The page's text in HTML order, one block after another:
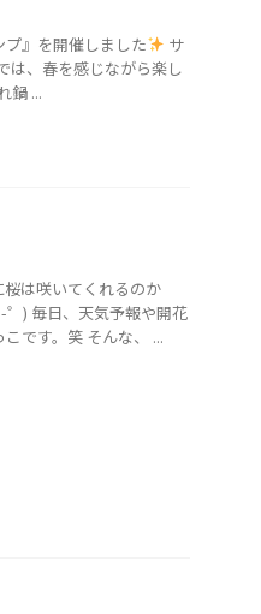
』を開催しました
サ
は、春を感じながら楽し
鍋 ...
は咲いてくれるのか
) 毎日、天気予報や開花
です。笑 そんな、 ...